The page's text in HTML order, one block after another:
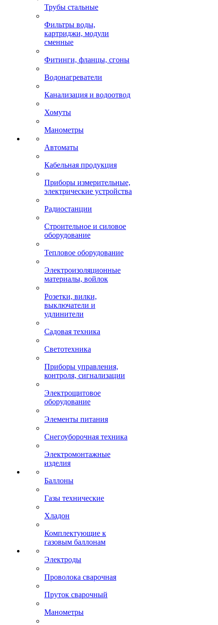
Трубы стальные
Фильтры воды,
картриджи, модули
сменные
Фитинги, фланцы, сгоны
Водонагреватели
Канализация и водоотвод
Хомуты
Манометры
Автоматы
Кабельная продукция
Приборы измерительные,
электрические устройства
Радиостанции
Строительное и силовое
оборудование
Тепловое оборудование
Электроизоляционные
материалы, войлок
Розетки, вилки,
выключатели и
удлинители
Садовая техника
Светотехника
Приборы управления,
контроля, сигнализации
Электрощитовое
оборудование
Элементы питания
Снегоуборочная техника
Электромонтажные
изделия
Баллоны
Газы технические
Хладон
Комплектующие к
газовым баллонам
Электроды
Проволока сварочная
Пруток сварочный
Манометры